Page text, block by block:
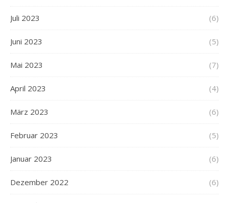
Juli 2023 (6)
Juni 2023 (5)
Mai 2023 (7)
April 2023 (4)
März 2023 (6)
Februar 2023 (5)
Januar 2023 (6)
Dezember 2022 (6)